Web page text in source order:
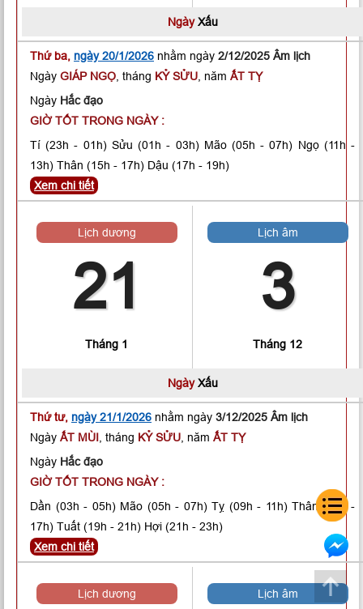
NgàyXấu
Thứ ba, ngày 20/1/2026 nhằm ngày 2/12/2025 Âm lịch
Ngày GIÁP NGỌ , tháng KỶ SỬU , năm ẤT TỴ
Ngày Hắc đạo
GIỜ TỐT TRONG NGÀY :
Tí (23h - 01h) Sửu (01h - 03h) Mão(05h - 07h) Ngọ(11h -
13h) Thân (15h - 17h) Dậu (17h - 19h)
Xem chi tiết
Lịch dương
21
Tháng 1
Lịch âm
3
Tháng 12
NgàyXấu
Thứ tư, ngày 21/1/2026 nhằm ngày 3/12/2025 Âm lịch
Ngày ẤT MÙI , tháng KỶ SỬU , năm ẤT TỴ
Ngày Hắc đạo
GIỜ TỐT TRONG NGÀY :
Dần (03h - 05h) Mão (05h - 07h) Tỵ (09h - 11h) Thân (15h -
17h) Tuất (19h - 21h) Hợi (21h - 23h)
Xem chi tiết
Lịch dương Lịch âm